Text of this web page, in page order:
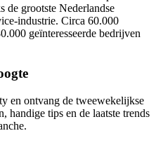
de grootste Nederlandse
industrie. Circa 60.000
geïnteresseerde bedrijven
en ontvang de tweewekelijkse
handige tips en de laatste trends